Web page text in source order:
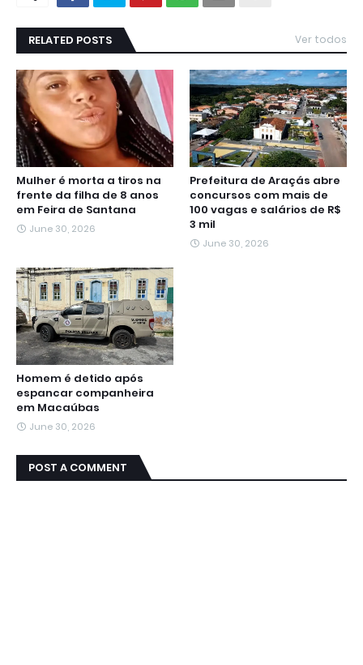
RELATED POSTS Ver todos
Mulher é morta a tiros na
frente da filha de 8 anos
em Feira de Santana
June 30, 2026
Prefeitura de Araçás abre
concursos com mais de
100 vagas e salários de R$
3 mil
June 30, 2026
Homem é detido após
espancar companheira
em Macaúbas
June 30, 2026
POST A COMMENT